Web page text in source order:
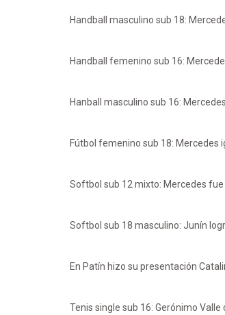
Handball masculino sub 18:
Handball femenino sub 16:
Hanball masculino sub 16:
Fútbol femenino sub 18: Mercedes
Softbol sub 12 mixto: Mercedes fue
Softbol sub 18 masculino: Junín
En Patín hizo su presentación
Tenis single sub 16: Gerónimo